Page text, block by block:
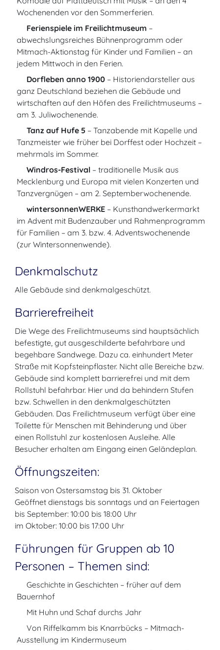
Wochenenden vor den Sommerferien.
Ferienspiele im Freilichtmuseum –
abwechslungsreiches Bühnenprogramm oder
Mitmach-Aktionstag für Kinder und Familien – an
jedem Mittwoch in den Ferien.
Dorfleben anno 1900 – Historiendarsteller aus
ganz Deutschland beziehen die Gebäude und
wirtschaften auf den Höfen des Freilichtmuseums –
am 3. Juliwochenende.
Tanz auf Hufe 5 – Tanzabende mit Kapelle und
Tanzmeister wie früher bei Dorffest oder Hochzeit –
mehrmals im Sommer.
Windros-Festival – traditionelle Musik aus
Mecklenburg und Europa mit vielen Konzerten und
Tanzvergnügen – am 2. Septemberwochenende.
wintersonnenWERKE – Kunsthandwerkermarkt
im Advent mit Budenzauber und Rahmenprogramm
für Familien – am 3. bzw. 4. Adventswochenende
(zur Wintersonnenwende).
Denkmalschutz
Alle Gebäude sind denkmalgeschützt.
Barrierefreiheit
Die Wege des Freilichtmuseums sind hauptsächlich
befestigte, gut ausgeschilderte befahrbare und
begehbare Sandwege. Dazu ca. einhundert Meter
Straße mit Kopfsteinpflaster. Nicht alle Bereiche bzw.
Gebäude sind komplett barrierefrei und mit dem
Rollstuhl befahrbar. Hier und da behindern Stufen
bzw. Schwellen in den denkmalgeschützten
Gebäuden. Das Freilichtmuseum verfügt über eine
Toilette für Menschen mit Behinderung und über
einen Rollstuhl zur kostenlosen Ausleihe. Alle
Besucher erhalten am Eingang einen Geländeplan.
Öffnungszeiten:
Saison von Ostersamstag bis 31. Oktober
Geöffnet dienstags bis sonntags und an Feiertagen
bis September: 10:00 bis 18:00 Uhr
im Oktober: 10:00 bis 17:00 Uhr
Führungen für Gruppen ab 10
Personen – Themen sind:
Geschichte in Geschichten – früher auf dem
Bauernhof
Mit Huhn und Schaf durchs Jahr
Von Riffelkamm bis Knarrbücks – Mitmach-
Ausstellung im Kindermuseum